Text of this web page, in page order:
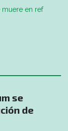
en ref
se
de